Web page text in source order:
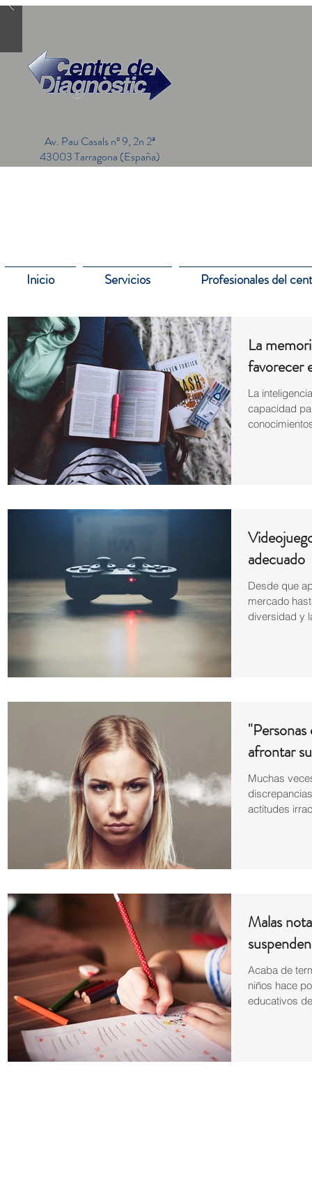
Av. Pau Casals nº 9, 2n 2ª
43003 Tarragona (España)
Inicio Servicios Profesionales del
La
favorecer
La
capacidad
adecuado
Desde que
mercado
diversidad y
afrontar
Muchas
actitudes
Malas
Acaba de
niños hace
educativos